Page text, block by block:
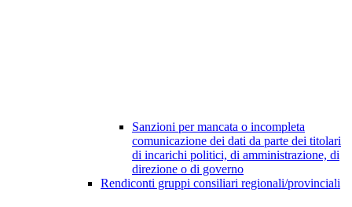
Sanzioni per mancata o incompleta
comunicazione dei dati da parte dei titolari
di incarichi politici, di amministrazione, di
direzione o di governo
Rendiconti gruppi consiliari regionali/provinciali